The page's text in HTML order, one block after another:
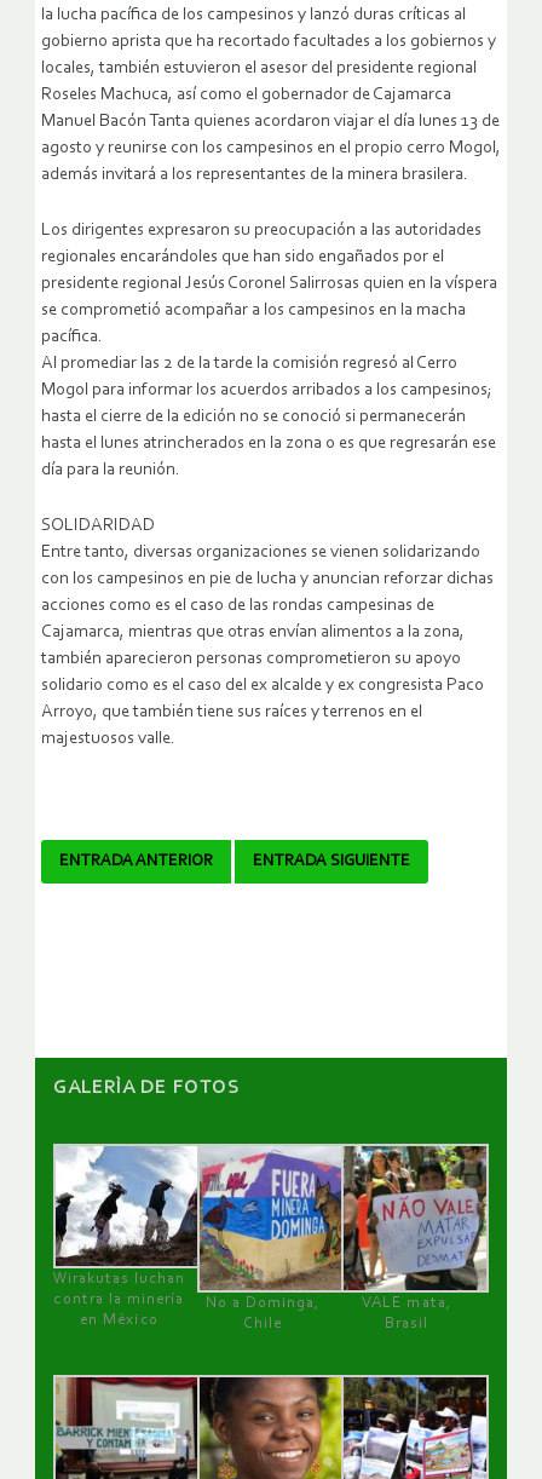
la lucha pacífica de los campesinos y lanzó duras críticas al
gobierno aprista que ha recortado facultades a los gobiernos y
locales, también estuvieron el asesor del presidente regional
Roseles Machuca, así como el gobernador de Cajamarca
Manuel Bacón Tanta quienes acordaron viajar el día lunes 13 de
agosto y reunirse con los campesinos en el propio cerro Mogol,
además invitará a los representantes de la minera brasilera.
Los dirigentes expresaron su preocupación a las autoridades
regionales encarándoles que han sido engañados por el
presidente regional Jesús Coronel Salirrosas quien en la víspera
se comprometió acompañar a los campesinos en la macha
pacífica.
Al promediar las 2 de la tarde la comisión regresó al Cerro
Mogol para informar los acuerdos arribados a los campesinos;
hasta el cierre de la edición no se conoció si permanecerán
hasta el lunes atrincherados en la zona o es que regresarán ese
día para la reunión.
SOLIDARIDAD
Entre tanto, diversas organizaciones se vienen solidarizando
con los campesinos en pie de lucha y anuncian reforzar dichas
acciones como es el caso de las rondas campesinas de
Cajamarca, mientras que otras envían alimentos a la zona,
también aparecieron personas comprometieron su apoyo
solidario como es el caso del ex alcalde y ex congresista Paco
Arroyo, que también tiene sus raíces y terrenos en el
majestuosos valle.
Navegador
ENTRADA ANTERIOR ENTRADA SIGUIENTE
GALERÌA DE FOTOS
Wirakutas luchan
contra la minería
en México
No a Dominga,
Chile
VALE mata,
Brasil